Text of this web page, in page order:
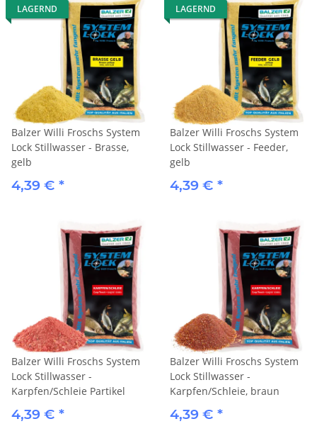
LAGERND
Balzer Willi Froschs System
Lock Stillwasser - Brasse,
gelb
4,39 € *
LAGERND
Balzer Willi Froschs System
Lock Stillwasser - Feeder,
gelb
4,39 € *
Balzer Willi Froschs System
Lock Stillwasser -
Karpfen/Schleie Partikel
4,39 € *
Balzer Willi Froschs System
Lock Stillwasser -
Karpfen/Schleie, braun
4,39 € *